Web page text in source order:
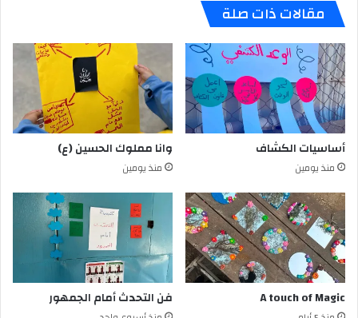
مقالات ذات صلة
أساسيات الكشاف
منذ يومين
وانا مملوك الحسين (ع)
منذ يومين
A touch of Magic فن التحدث أمام الجمهور